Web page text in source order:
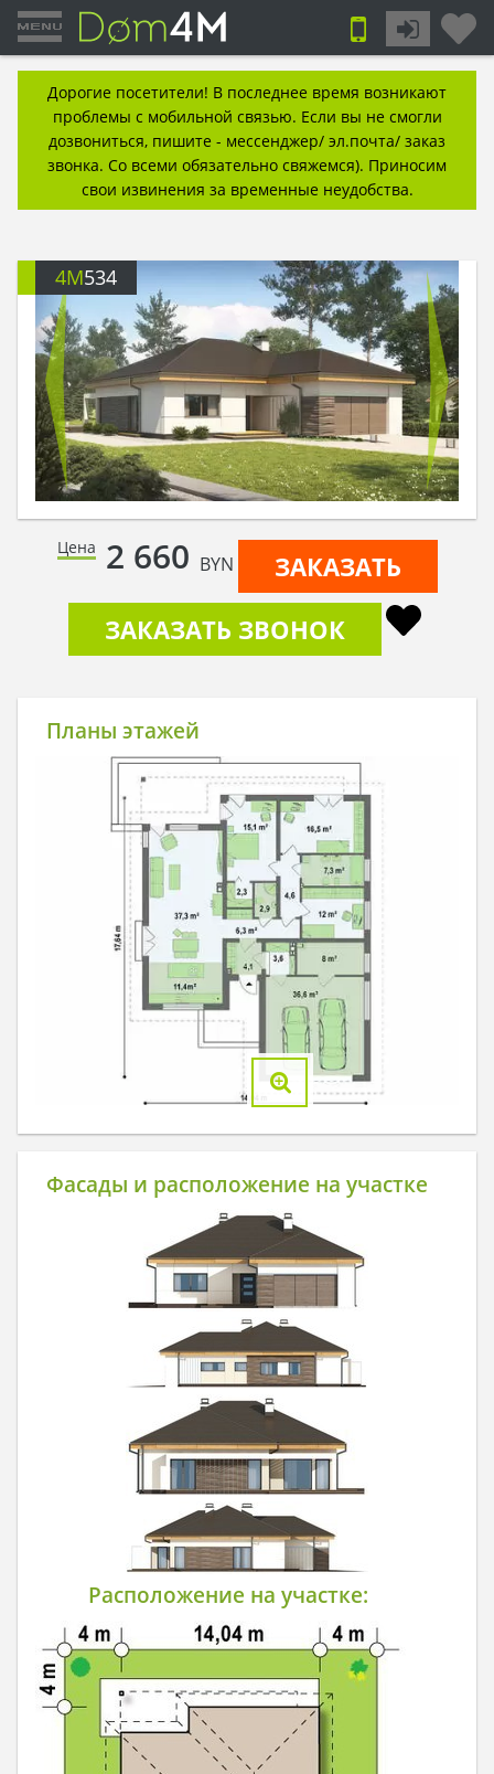
Дорогие посетители! В последнее время возникают
проблемы с мобильной связью. Если вы не смогли
дозвониться, пишите - мессенджер/ эл.почта/ заказ
звонка. Со всеми обязательно свяжемся). Приносим
свои извинения за временные неудобства.
4M534
Цена 2 660 BYN
ЗАКАЗАТЬ
ЗАКАЗАТЬ ЗВОНОК
Планы этажей
Фасады и расположение на участке
Расположение на участке: